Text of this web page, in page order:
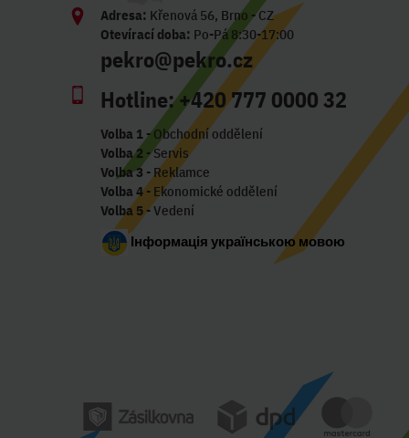
Adresa: Křenová 56, Brno - CZ
Otevírací doba: Po-Pá 8:30-17:00
pekro@pekro.cz
Hotline:+420 777 0000 32
Volba 1- Obchodní oddělení
Volba 2 - Servis
Volba 3 - Reklamce
Volba 4- Ekonomické oddělení
Volba 5- Vedení
Інформація українською мовою